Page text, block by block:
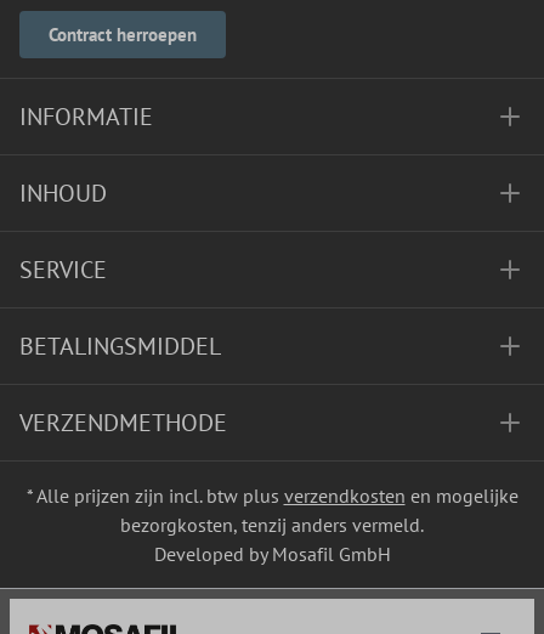
Contract herroepen
INFORMATIE
INHOUD
SERVICE
BETALINGSMIDDEL
VERZENDMETHODE
* Alle prijzen zijn incl. btw plus verzendkosten en mogelijke
bezorgkosten, tenzij anders vermeld.
Developed by Mosafil GmbH